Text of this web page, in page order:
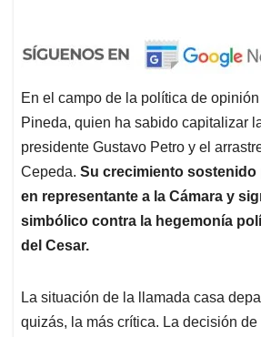
En el campo de la política de
Pineda, quien ha sabido capitalizar
presidente Gustavo Petro y el
Cepeda. Su crecimiento
en representante a la Cámara y
simbólico contra la hegemonía
del Cesar.
La situación de la llamada casa
quizás, la más crítica. La decisión